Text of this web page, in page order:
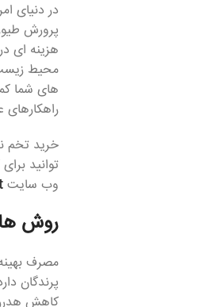
در دنیای
پرورش
هزینه ای
محیط زیست
های شما
راهکارهای
خرید تخم
توانید
وب سایت
روش
مصرف
پرندگان
کاهش